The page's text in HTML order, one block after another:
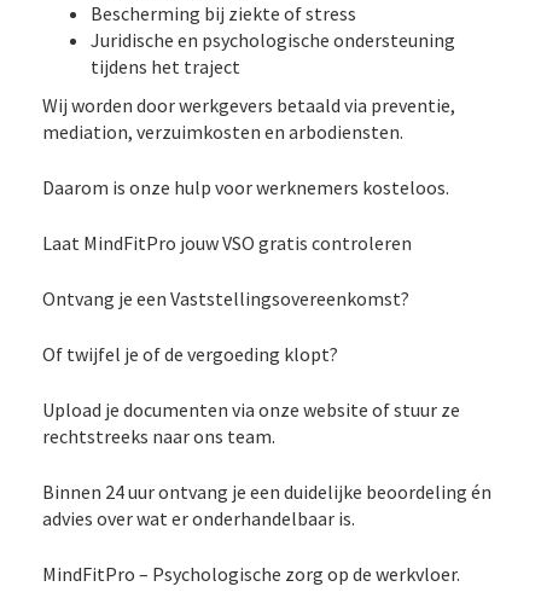
Bescherming bij ziekte of stress
Juridische en psychologische ondersteuning
tijdens het traject
Wij worden door werkgevers betaald via preventie,
mediation, verzuimkosten en arbodiensten.
Daarom is onze hulp voor werknemers kosteloos.
Laat MindFitPro jouw VSO gratis controleren
Ontvang je een Vaststellingsovereenkomst?
Of twijfel je of de vergoeding klopt?
Upload je documenten via onze website of stuur ze
rechtstreeks naar ons team.
Binnen 24 uur ontvang je een duidelijke beoordeling én
advies over wat er onderhandelbaar is.
MindFitPro – Psychologische zorg op de werkvloer.